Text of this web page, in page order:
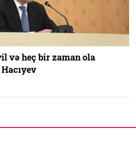
və heç bir zaman ola